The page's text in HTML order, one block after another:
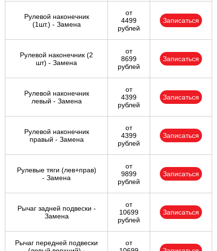
Рулевой наконечник
(1шт.) - Замена
от
4499
рублей
Записаться
Рулевой наконечник (2
шт) - Замена
от
8699
рублей
Записаться
Рулевой наконечник
левый - Замена
от
4399
рублей
Записаться
Рулевой наконечник
правый - Замена
от
4399
рублей
Записаться
Рулевые тяги (лев+прав)
- Замена
от
9899
рублей
Записаться
Рычаг задней подвески -
Замена
от
10699
рублей
Записаться
Рычаг передней подвески
от